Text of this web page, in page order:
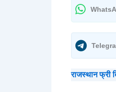
राजस्थान